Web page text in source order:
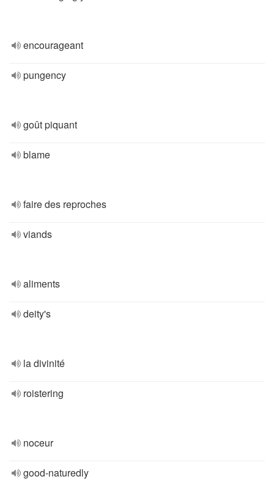
encourageant
pungency
goût piquant
blame
faire des reproches
viands
aliments
deity's
la divinité
roistering
noceur
good-naturedly